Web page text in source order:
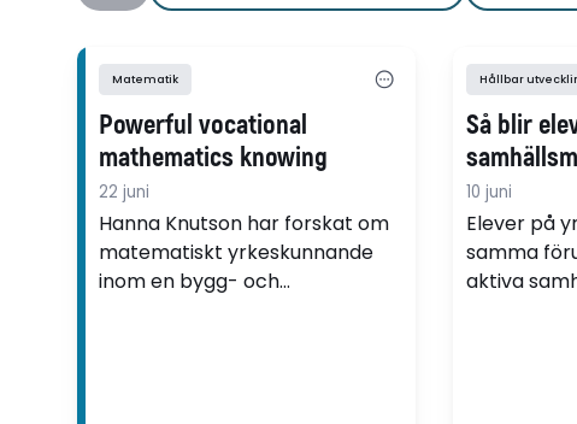
Matematik
Powerful vocational
mathematics knowing
22 juni
Hanna Knutson har forskat om
matematiskt yrkeskunnande
inom en bygg- och
Hållbar
Så blir
10 juni
Elever på
samma
aktiva